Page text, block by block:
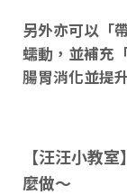
另外亦可以「
蠕動，並補充
腸胃消化並提
【汪汪小教
麼做～